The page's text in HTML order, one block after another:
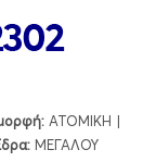
ΑΤΟΜΙΚΗ |
ΜΕΓΑΛΟΥ